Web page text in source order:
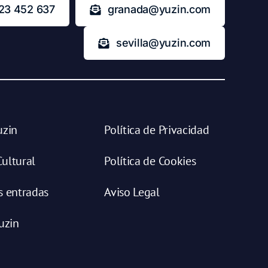
452 637 granada@yuzin.com
sevilla@yuzin.com
entradas
Política de Privacidad
Política de Cookies
Aviso Legal